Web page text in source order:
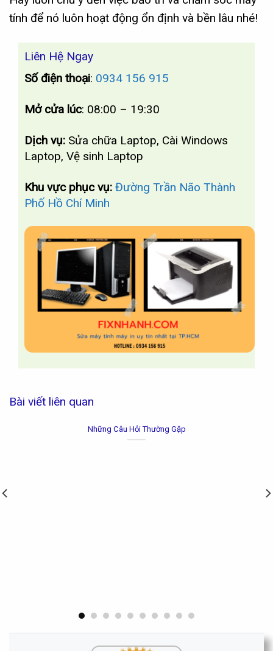
tính để nó luôn hoạt động ổn định và bền lâu nhé!
Liên Hệ Ngay
Số điện thoại: 0934 156 915
Mở cửa lúc: 08:00 – 19:30
Dịch vụ: Sửa chữa Laptop, Cài Windows
Laptop, Vệ sinh Laptop
Khu vực phục vụ: Đường Trần Não Thành
Phố Hồ Chí Minh
Bài viết liên quan
Nội Quy Công Ty